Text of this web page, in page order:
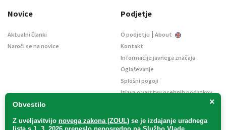
×
Obvestilo
Z uveljavitvijo novega zakona (ZOUL) se je izdajanje uradnega
Novice
Aktualni članki
Naroči se na novice
Podjetje
O podjetju | About
Kontakt
Informacije javnega značaja
Oglaševanje
Splošni pogoji
Izjava o varstvu osebnih podatkov